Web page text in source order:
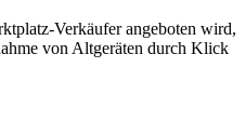
Verkäufer angeboten wird,
von Altgeräten durch Klick